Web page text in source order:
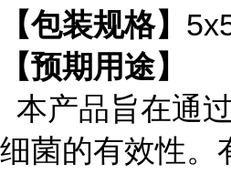
【包装规格】
【预期用途】
本产品旨在通
细菌的有效性。